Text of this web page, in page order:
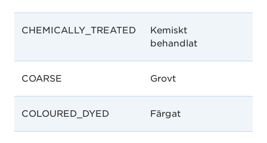
CHEMICALLY_TREATED
Kemiskt
behandlat
COARSE Grovt
COLOURED_DYED Färgat